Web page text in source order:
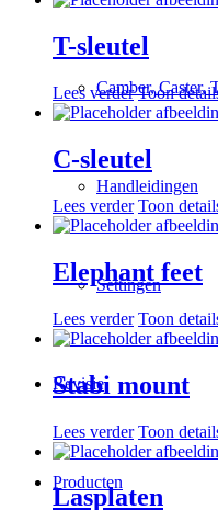
Camber, Caster,
Handleidingen
Settingen
Revisie
Producten
T-sleutel
Lees verder Toon
C-sleutel
Lees verder Toon
Elephant feet
Lees verder Toon
Stabi mount
Lees verder Toon
Lasplaten